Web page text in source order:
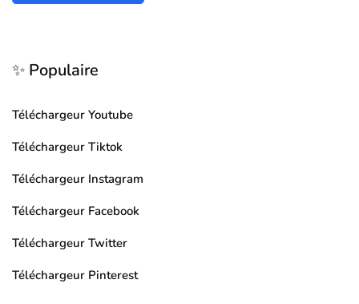
✨ Populaire
Téléchargeur Youtube
Téléchargeur Tiktok
Téléchargeur Instagram
Téléchargeur Facebook
Téléchargeur Twitter
Téléchargeur Pinterest